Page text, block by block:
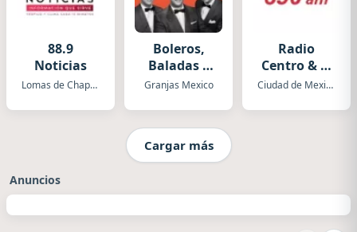
88.9
Noticias
Lomas de Chapultepec
Boleros,
Baladas y
Más
Granjas Mexico
Radio
Centro & El
FonógrafoCiudad de Mexico
Cargar más
Anuncios